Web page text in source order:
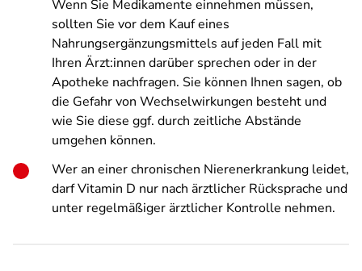
Wenn Sie Medikamente einnehmen müssen,
sollten Sie vor dem Kauf eines
Nahrungsergänzungsmittels auf jeden Fall mit
Ihren Ärzt:innen darüber sprechen oder in der
Apotheke nachfragen. Sie können Ihnen sagen, ob
die Gefahr von Wechselwirkungen besteht und
wie Sie diese ggf. durch zeitliche Abstände
umgehen können.
Wer an einer chronischen Nierenerkrankung leidet,
darf Vitamin D nur nach ärztlicher Rücksprache und
unter regelmäßiger ärztlicher Kontrolle nehmen.